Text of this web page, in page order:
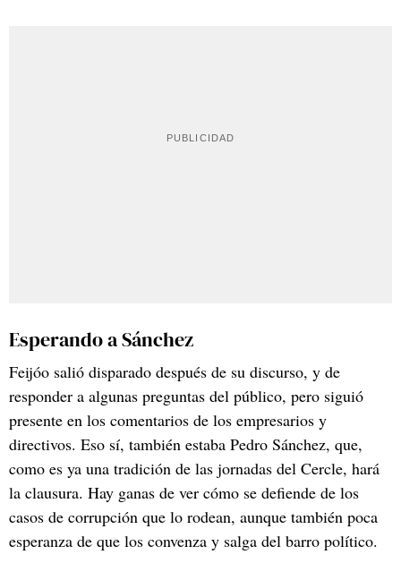
Esperando a Sánchez
Feijóo salió disparado después de su discurso, y de
responder a algunas preguntas del público, pero siguió
presente en los comentarios de los empresarios y
directivos. Eso sí, también estaba Pedro Sánchez, que,
como es ya una tradición de las jornadas del Cercle, hará
la clausura. Hay ganas de ver cómo se defiende de los
casos de corrupción que lo rodean, aunque también poca
esperanza de que los convenza y salga del barro político.